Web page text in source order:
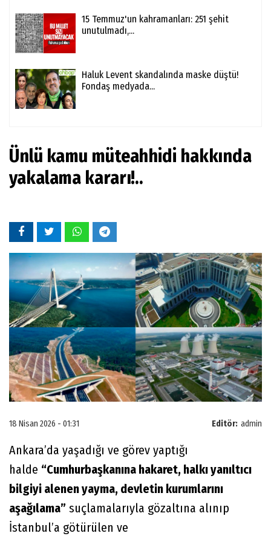
15 Temmuz'un kahramanları: 251 şehit
unutulmadı,...
Haluk Levent skandalında maske düştü!
Fondaş medyada...
Ünlü kamu müteahhidi hakkında
yakalama kararı!..
Editör: admin
18 Nisan 2026 - 01:31
Ankara’da yaşadığı ve görev yaptığı
halde “Cumhurbaşkanına hakaret, halkı yanıltıcı
bilgiyi alenen yayma, devletin kurumlarını
aşağılama” suçlamalarıyla gözaltına alınıp
İstanbul’a götürülen ve